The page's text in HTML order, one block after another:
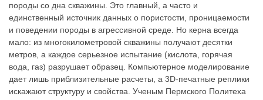
породы со дна скважины. Это главный, а часто и
единственный источник данных о пористости, проницаемости
и поведении породы в агрессивной среде. Но керна всегда
мало: из многокилометровой скважины получают десятки
метров, а каждое серьезное испытание (кислота, горячая
вода, газ) разрушает образец. Компьютерное моделирование
дает лишь приблизительные расчеты, а 3D-печатные реплики
искажают структуру и свойства. Ученым Пермского Политеха